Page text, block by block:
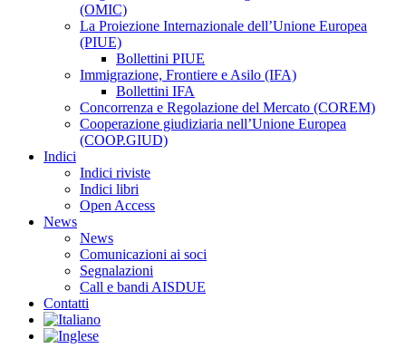
(OMIC)
La Proiezione Internazionale dell’Unione Europea
(PIUE)
Bollettini PIUE
Immigrazione, Frontiere e Asilo (IFA)
Bollettini IFA
Concorrenza e Regolazione del Mercato (COREM)
Cooperazione giudiziaria nell’Unione Europea
(COOP.GIUD)
Indici
Indici riviste
Indici libri
Open Access
News
News
Comunicazioni ai soci
Segnalazioni
Call e bandi AISDUE
Contatti